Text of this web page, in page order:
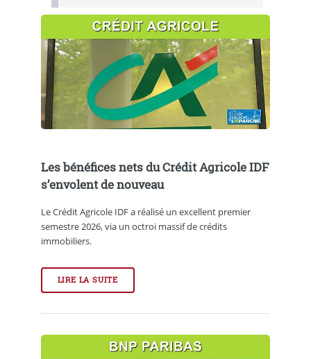
Les bénéfices nets du Crédit Agricole IDF
s’envolent de nouveau
Le Crédit Agricole IDF a réalisé un excellent premier
semestre 2026, via un octroi massif de crédits
immobiliers.
LIRE LA SUITE